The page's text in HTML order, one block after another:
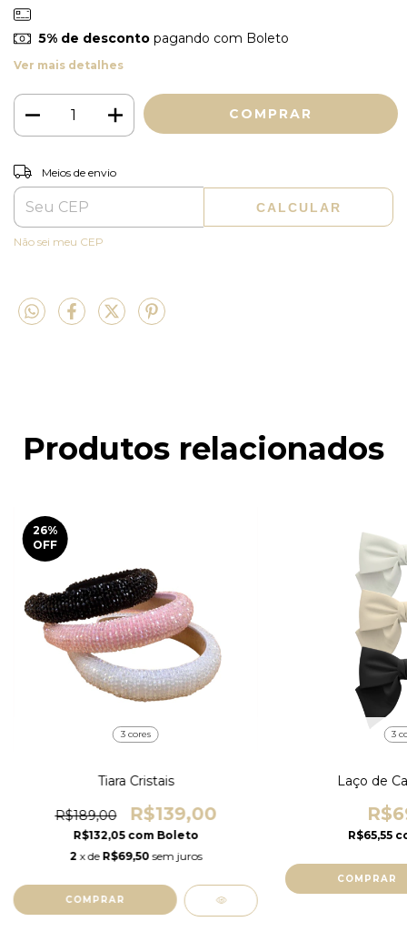
5% de descontopagando com Boleto
Ver mais detalhes
Entregas para o CEP:
Meios de envio
CALCULAR
Não sei meu CEP
Produtos relacionados
26%
OFF
3 cores
Tiara Cristais
R$189,00 R$139,00
R$132,05 com Boleto
2 x de R$69,50 sem juros
COMPRAR
3
Laço de
R$65,55
COMPRAR